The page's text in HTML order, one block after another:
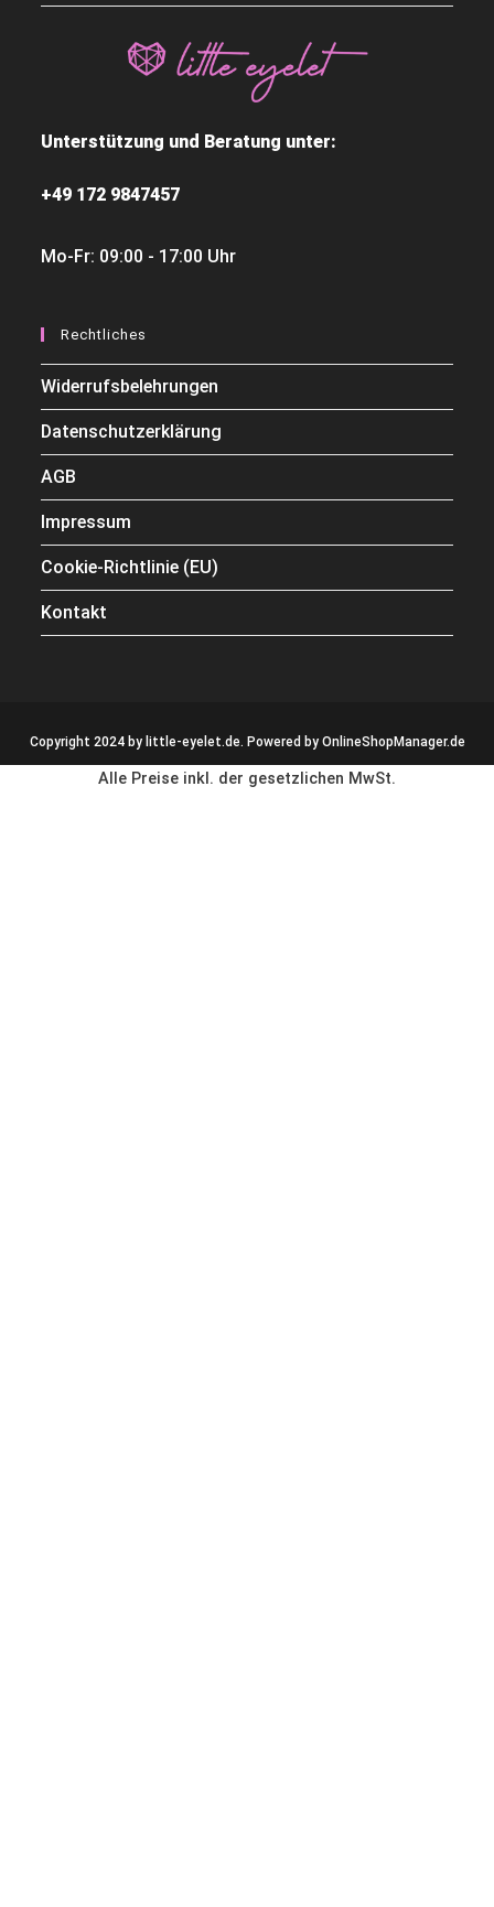
Unterstützung und Beratung unter:
+49 172 9847457
Mo-Fr: 09:00 - 17:00 Uhr
Rechtliches
Widerrufsbelehrungen
Datenschutzerklärung
AGB
Impressum
Cookie-Richtlinie (EU)
Kontakt
Copyright 2024 by little-eyelet.de. Powered by OnlineShopManager.de
Alle Preise inkl. der gesetzlichen MwSt.